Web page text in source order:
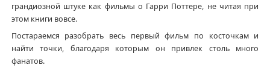
грандиозной штуке как фильмы о Гарри Поттере, не читая при
этом книги вовсе.
Постараемся разобрать весь первый фильм по косточкам и
найти точки, благодаря которым он привлек столь много
фанатов.